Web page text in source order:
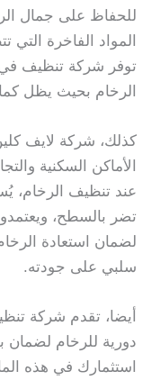
للحفاظ على جمال
المواد الفاخرة
توفر شركة تنظيف
الرخام بحيث يظل
كذلك، شركة لايف
الأماكن السكنية
عند تنظيف الرخام،
تضر بالسطح،
لضمان استعادة
سلبي على جودته.
أيضا، تقدم شركة
دورية للرخام لضمان
استثمارك في هذه